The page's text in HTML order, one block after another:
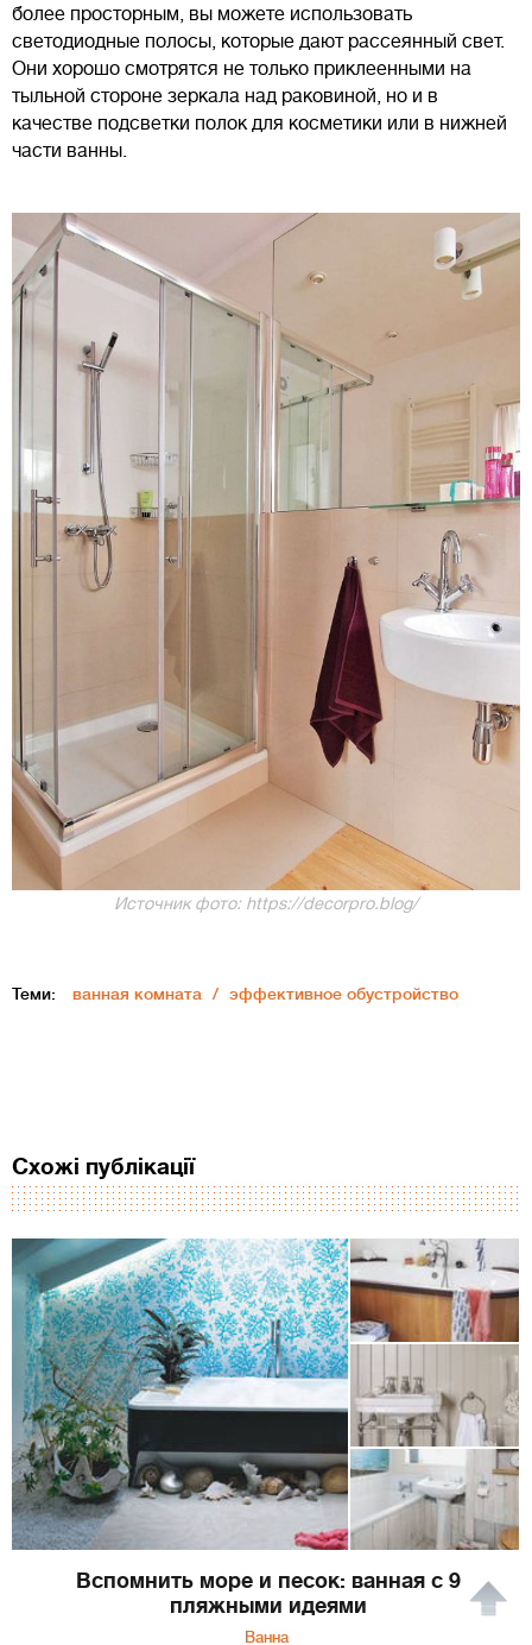
более просторным, вы можете использовать
светодиодные полосы, которые дают рассеянный свет.
Они хорошо смотрятся не только приклеенными на
тыльной стороне зеркала над раковиной, но и в
качестве подсветки полок для косметики или в нижней
части ванны.
Источник фото: https://decorpro.blog/
Теми: ванная комната эффективное обустройство
Схожі публікації
Вспомнить море и песок: ванная с 9
пляжными идеями
Ванна